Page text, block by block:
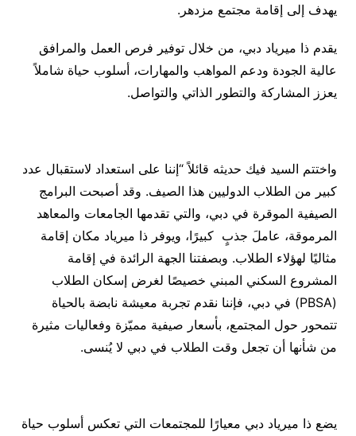
يهدف إلى إقامة مجتمع مزدهر.
يقدم ذا ميرياد دبي، من خلال توفير فرص العمل والمرافق
عالية الجودة ودعم المواهب والمهارات، أسلوب حياة شاملاً
يعزز المشاركة والتطور الذاتي والتواصل.
واختتم السيد فيك حديثه قائلاً “إننا على استعداد لاستقبال عدد
كبير من الطلاب الدوليين هذا الصيف. وقد أصبحت البرامج
الصيفية الموقرة في دبي، والتي تقدمها الجامعات والمعاهد
المرموقة، عاملَ جذبٍ كبيرًا، ويوفر ذا ميرياد مكان إقامة
مثاليًا لهؤلاء الطلاب. وبصفتنا الجهة الرائدة في إقامة
المشروع السكني المبني خصيصًا لغرض إسكان الطلاب
(PBSA) في دبي، فإننا نقدم تجربة معيشة نابضة بالحياة
تتمحور حول المجتمع، بأسعار صيفية مميّزة وفعاليات مثيرة
من شأنها أن تجعل وقت الطلاب في دبي لا يُنسى.
يضع ذا ميرياد دبي معيارًا للمجتمعات التي تعكس أسلوب حياة